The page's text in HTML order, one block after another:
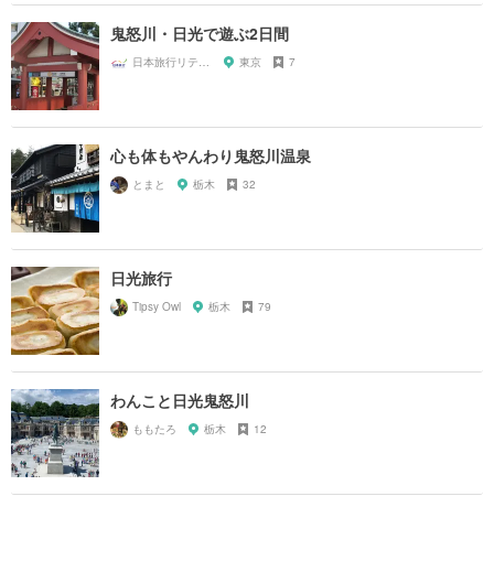
鬼怒川・日光で遊ぶ2日間
日本旅行リテイリングいい旅予約センター 東京 7
心も体もやんわり鬼怒川温泉
とまと 栃木 32
日光旅行
Tipsy Owl 栃木 79
わんこと日光鬼怒川
ももたろ 栃木 12